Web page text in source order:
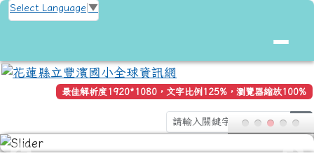
跳至主內容區
花蓮縣立豐濱國小全球資訊網
Select Language ▼
最佳解析度1920*1080，文字比例125%，瀏覽器縮放100%